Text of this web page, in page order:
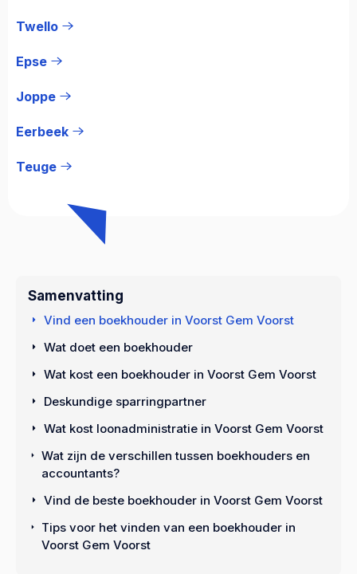
Twello
Epse
Joppe
Eerbeek
Teuge
Samenvatting
Vind een boekhouder in Voorst Gem Voorst
Wat doet een boekhouder
Wat kost een boekhouder in Voorst Gem Voorst
Deskundige sparringpartner
Wat kost loonadministratie in Voorst Gem Voorst
Wat zijn de verschillen tussen boekhouders en
accountants?
Vind de beste boekhouder in Voorst Gem Voorst
Tips voor het vinden van een boekhouder in
Voorst Gem Voorst